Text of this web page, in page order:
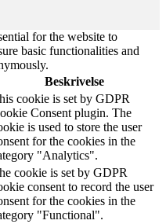
for the website to
basic functionalities and
Beskrivelse
cookie is set by GDPR
Consent plugin. The
is used to store the user
for the cookies in the
"Analytics".
cookie is set by GDPR
consent to record the user
for the cookies in the
"Functional".